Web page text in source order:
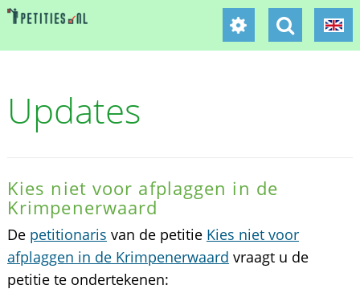
Updates
Kies niet voor afplaggen in de
Krimpenerwaard
De petitionaris van de petitie Kies niet voor
afplaggen in de Krimpenerwaard vraagt u de
petitie te ondertekenen: